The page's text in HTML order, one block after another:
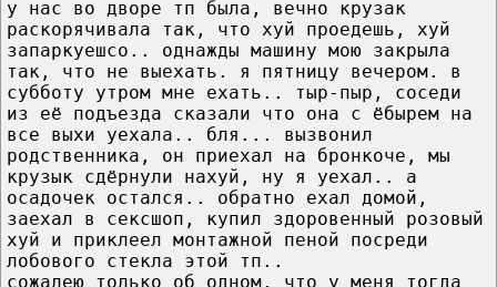
у нас во дворе тп была, вечно крузак
раскорячивала так, что хуй проедешь, хуй
запаркуешсо.. однажды машину мою закрыла
так, что не выехать. я пятницу вечером. в
субботу утром мне ехать.. тыр-пыр, соседи
из её подъезда сказали что она с ёбырем на
все выхи уехала.. бля... вызвонил
родственника, он приехал на бронкоче, мы
крузык сдёрнули нахуй, ну я уехал.. а
осадочек остался.. обратно ехал домой,
заехал в сексшоп, купил здоровенный розовый
хуй и приклеел монтажной пеной посреди
лобового стекла этой тп..
сожалею только об одном, что у меня тогда